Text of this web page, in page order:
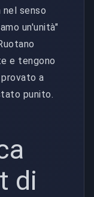
nel senso
un'unità"
e tengono
a
punito.
di